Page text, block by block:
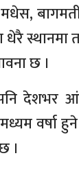
छ ।
देशभर
वर्षा
।